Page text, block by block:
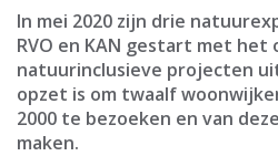
In mei 2020 zijn drie
RVO en KAN gestart met het
natuurinclusieve projecten
opzet is om twaalf
2000 te bezoeken en van
maken.